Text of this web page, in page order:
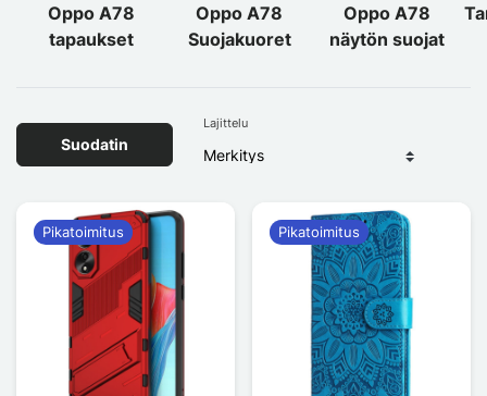
Oppo A78
tapaukset
Oppo A78
Suojakuoret
Oppo A78
näytön suojat
Suodatin
Lajittelu
Pikatoimitus Pikatoimitus